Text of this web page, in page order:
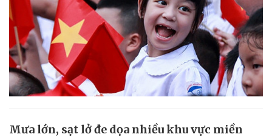
Mưa lớn, sạt lở đe dọa nhiều khu vực miền